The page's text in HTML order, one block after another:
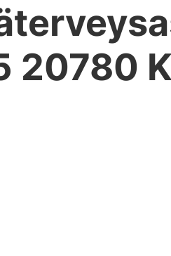
20780